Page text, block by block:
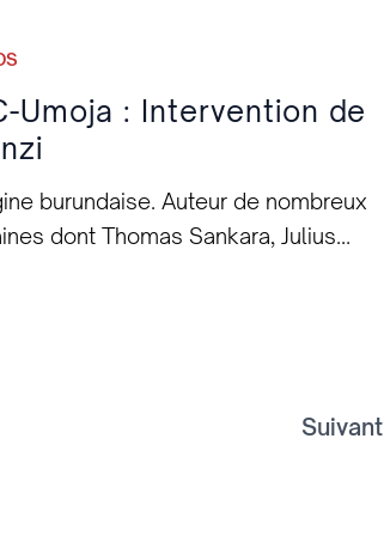
Umoja : Intervention de
burundaise. Auteur de nombreux
dont Thomas Sankara, Julius
de Centre International Martin
Suivant